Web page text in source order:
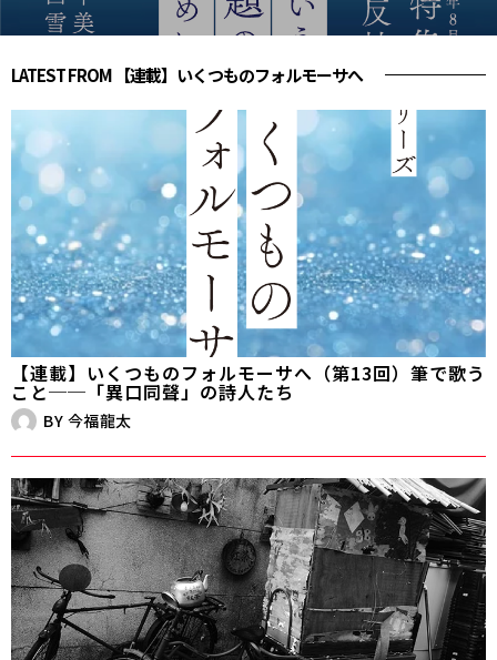
LATEST FROM 【連載】いくつものフォルモーサへ
【連載】いくつものフォルモーサへ（第13回）筆で歌う
こと──「異口同聲」の詩人たち
BY 今福龍太